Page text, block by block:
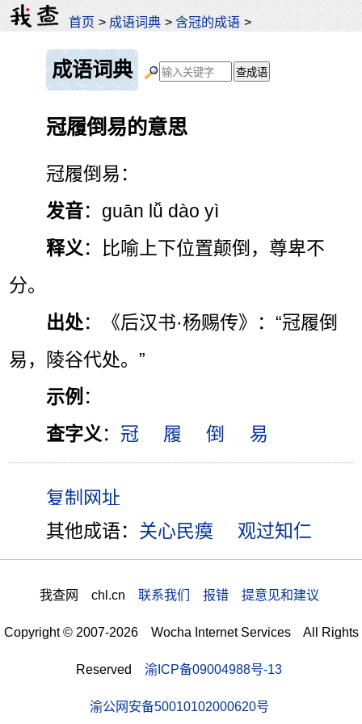
首页 > 成语词典 >含冠的成语 >
成语词典
冠履倒易的意思
冠履倒易：
发音：guān lǚ dào yì
释义 ：比喻上下位置颠倒，尊卑不
分。
出处：《后汉书·杨赐传》：“冠履倒
易，陵谷代处。”
示例 ：
查字义 ： 冠 履 倒 易
其他成语： 关心民瘼 观过知仁
我查网 chl.cn 联系我们 报错 提意见和建议
Copyright © 2007-2026 Wocha Internet Services All Rights
Reserved 渝ICP备09004988号-13
渝公网安备50010102000620号